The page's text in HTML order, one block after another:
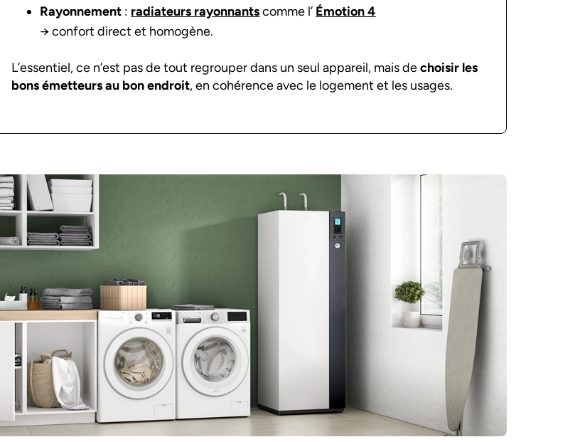
Rayonnement : radiateurs rayonnantscomme l’ Émotion 4
→ confort direct et homogène.
L’essentiel, ce n’est pas de tout regrouper dans un seul appareil, mais dechoisir les
bons émetteurs au bon endroit, en cohérence avec le logement et les usages.